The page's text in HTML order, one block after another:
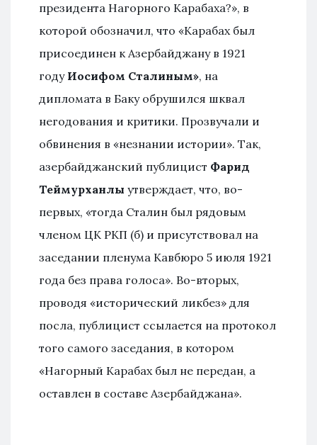
президента Нагорного Карабаха?», в
которой обозначил, что «Карабах был
присоединен к Азербайджану в 1921
году Иосифом Сталиным», на
дипломата в Баку обрушился шквал
негодования и критики. Прозвучали и
обвинения в «незнании истории». Так,
азербайджанский публицист Фарид
Теймурханлы утверждает, что, во-
первых, «тогда Сталин был рядовым
членом ЦК РКП (б) и присутствовал на
заседании пленума Кавбюро 5 июля 1921
года без права голоса». Во-вторых,
проводя «исторический ликбез» для
посла, публицист ссылается на протокол
того самого заседания, в котором
«Нагорный Карабах был не передан, а
оставлен в составе Азербайджана».